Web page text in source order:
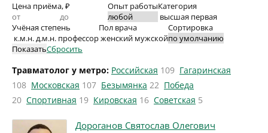
Цена приёма, ₽ Опыт работыКатегория
высшая первая
Учёная степень
к.м.н.д.м.н. профессор
Пол врача
женский мужской
Сортировка
ПоказатьСбросить
Травматолог у метро: Российская 109 Гагаринская
108 Московская 107 Безымянка 22 Победа
20 Спортивная 19 Кировская 16 Советская 5
Дороганов Святослав Олегович